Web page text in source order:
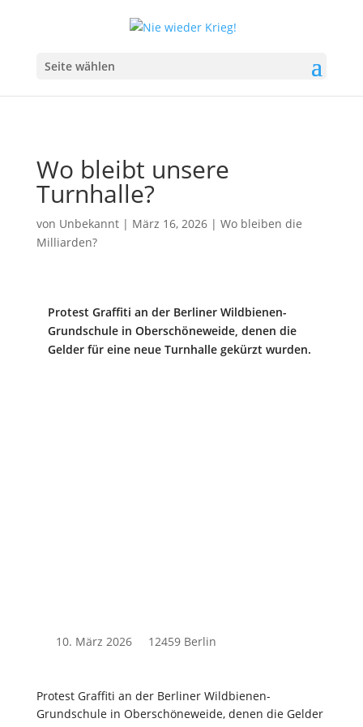
Seite wählen
Wo bleibt unsere
Turnhalle?
von Unbekannt| März 16, 2026| Wo bleiben die
Milliarden?
Protest Graffiti an der Berliner Wildbienen-
Grundschule in Oberschöneweide, denen die
Gelder für eine neue Turnhalle gekürzt wurden.
10. März 2026 12459 Berlin
Protest Graffiti an der Berliner Wildbienen-
Grundschule in Oberschöneweide, denen die Gelder